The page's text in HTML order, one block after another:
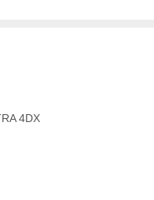
4DX